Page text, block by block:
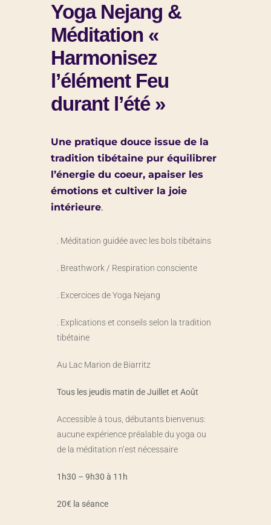
Yoga Nejang &
Méditation «
Harmonisez
l’élément Feu
durant l’été »
Une pratique douce issue de la
tradition tibétaine pur équilibrer
l’énergie du coeur, apaiser les
émotions et cultiver la joie
intérieure.
. Méditation guidée avec les bols tibétains
. Breathwork / Respiration consciente
. Excercices de Yoga Nejang
. Explications et conseils selon la tradition
tibétaine
Au Lac Marion de Biarritz
Tous les jeudis matin de Juillet et Août
Accessible à tous, débutants bienvenus:
aucune expérience préalable du yoga ou
de la méditation n’est nécessaire
1h30 – 9h30 à 11h
20€ la séance